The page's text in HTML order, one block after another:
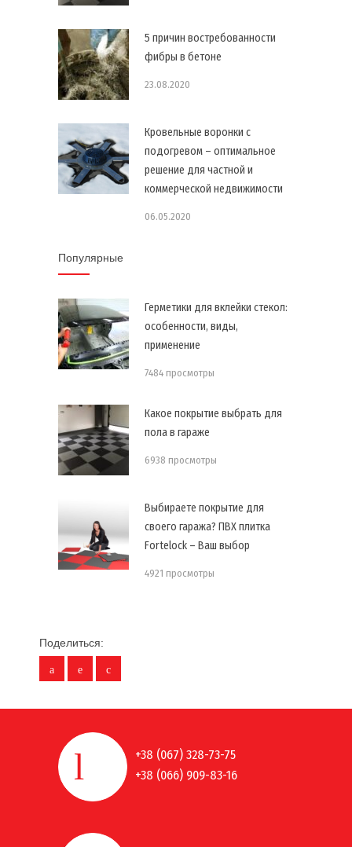
5 причин востребованности
фибры в бетоне
23.08.2020
Кровельные воронки с
подогревом – оптимальное
решение для частной и
коммерческой недвижимости
06.05.2020
Популярные
Герметики для вклейки стекол:
особенности, виды,
применение
7484 просмотры
Какое покрытие выбрать для
пола в гараже
6938 просмотры
Выбираете покрытие для
своего гаража? ПВХ плитка
Fortelock – Ваш выбор
4921 просмотры
Поделиться:
+38 (067) 328-73-75
+38 (066) 909-83-16